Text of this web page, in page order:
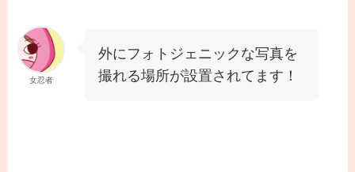
女忍者
外にフォトジェニックな写真を
撮れる場所が設置されてます！